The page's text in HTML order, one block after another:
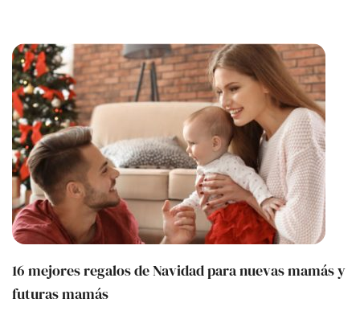
Idioma ES
Sobre nosotros Contáctanos Escríbenos
Publicidad con
nosotros
© Copyright 2026. Todos los derechos reservados.
16 mejores regalos de Navidad para nuevas mamás y
futuras mamás